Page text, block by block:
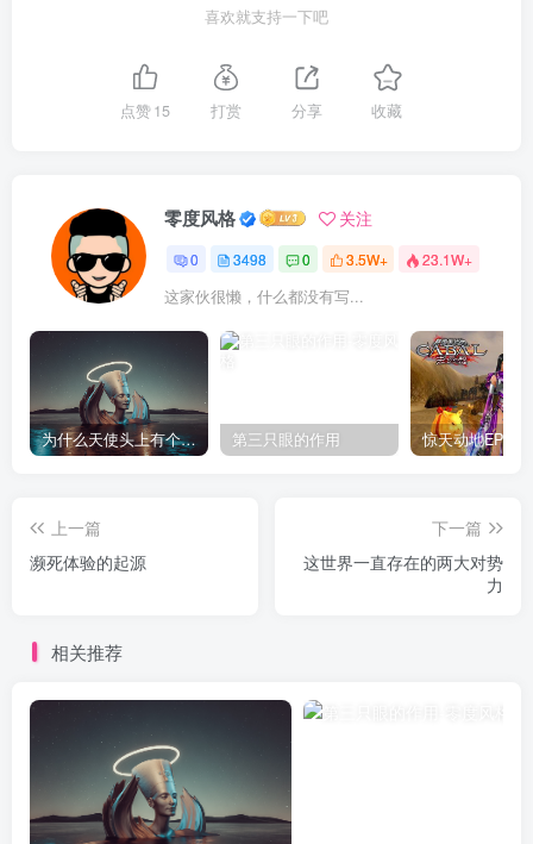
喜欢就支持一下吧
点赞15 打赏 分享 收藏
零度风格 关注
0 3498 0 3.5W+ 23.1W+
这家伙很懒，什么都没有写...
为什么天使头上有个圈？ 第三只眼的作用
上一篇
濒死体验的起源
下一篇
这世界一直存在的两大对势
力
相关推荐